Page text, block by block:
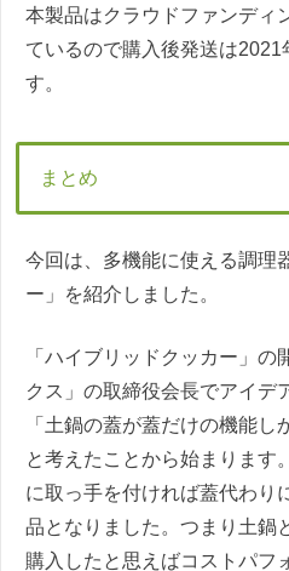
本製品はクラウドファンディ
ているので購入後発送は2021
す。
まとめ
今回は、多機能に使える調理
ー」を紹介しました。
「ハイブリッドクッカー」
クス」の取締役会長でアイデ
「土鍋の蓋が蓋だけの機能し
と考えたことから始まります
に取っ手を付ければ蓋代わり
品となりました。つまり土鍋
購入したと思えばコストパフ